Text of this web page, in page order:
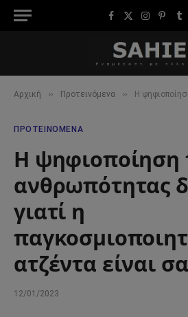
Facebook
X
Instagram
Αρχική » Προτεινόμενα » H ψηφιοποίηση της
ΠΡΟΤΕΙΝΌΜΕΝΑ
H ψηφιοποίηση
ανθρωπότητας
γιατί η
ατζέντα είναι
12/01/2023